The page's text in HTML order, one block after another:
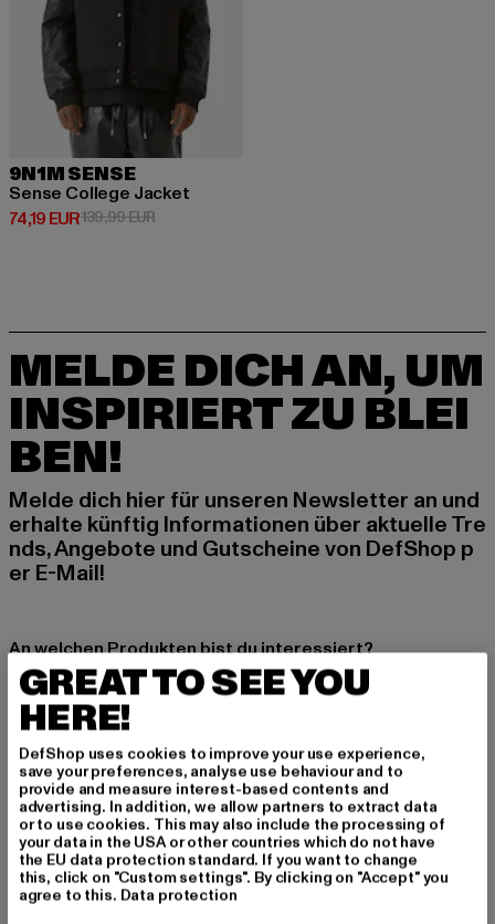
9N1M SENSE
Sense College Jacket
74,19 EUR
Derzeitiger Preis: 74,19 EUR
139,99 EURAktionspreis: 139,99 EUR
MELDE DICH AN, UM
INSPIRIERT ZU BLEI
BEN!
Melde dich hier für unseren Newsletter an und
erhalte künftig Informationen über aktuelle Tre
nds, Angebote und Gutscheine von DefShop p
er E-Mail!
An welchen Produkten bist du interessiert?
MÄNNER
FRAUEN
E-MAIL
ANMELDEN
Informationen dazu, wie DefShop mit Deinen Daten umgeht, findest Du
in unserer Datenschutzerklärung. Du kannst Dich jederzeit kostenfei
abmelden.Datenschutzerklärung lesen.
GREAT TO SEE YOU
HERE!
DefShop uses cookies to improve your use experience,
save your preferences, analyse use behaviour and to
provide and measure interest-based contents and
advertising. In addition, we allow partners to extract data
or to use cookies. This may also include the processing of
your data in the USA or other countries which do not have
the EU data protection standard. If you want to change
this, click on "Custom settings". By clicking on "Accept" you
agree to this. Data protection